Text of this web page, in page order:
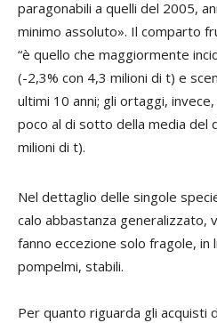
paragonabili a quelli del 2005,
minimo assoluto». Il comparto
“è quello che maggiormente
(-2,3% con 4,3 milioni di t) e
ultimi 10 anni; gli ortaggi,
poco al di sotto della media del
milioni di t).
Nel dettaglio delle singole
calo abbastanza generalizzato,
fanno eccezione solo fragole,
pompelmi, stabili.
Per quanto riguarda gli acquisti